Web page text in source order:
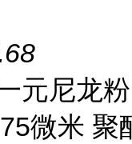
元尼龙
微米 聚